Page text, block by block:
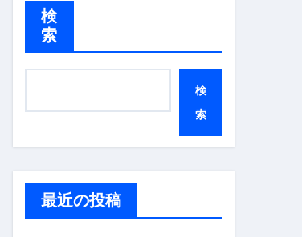
検
索
検
索
最近の投稿